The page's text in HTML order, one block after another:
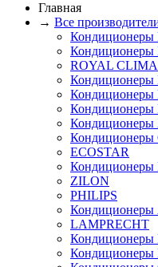
Главная
→ Все
Кондиционеры
ROYAL CLIMA
Кондиционеры
Кондиционеры
Кондиционеры
ECOSTAR
Кондиционеры
ZILON
PHILIPS
LAMPRECHT
Кондиционеры
Кондиционеры